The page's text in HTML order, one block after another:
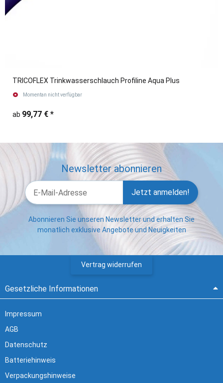
TRICOFLEX Trinkwasserschlauch Profiline Aqua Plus
Momentan nicht verfügbar
ab 99,77 € *
Newsletter abonnieren
Jetzt anmelden!
Abonnieren Sie unseren Newsletter und erhalten Sie
monatlich exklusive Angebote und Neuigkeiten
Vertrag widerrufen
Gesetzliche Informationen
Impressum
AGB
Datenschutz
Batteriehinweis
Verpackungshinweise